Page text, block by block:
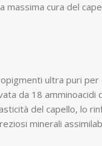
massima cura del
ultra puri
da 18
del capello, lo
minerali